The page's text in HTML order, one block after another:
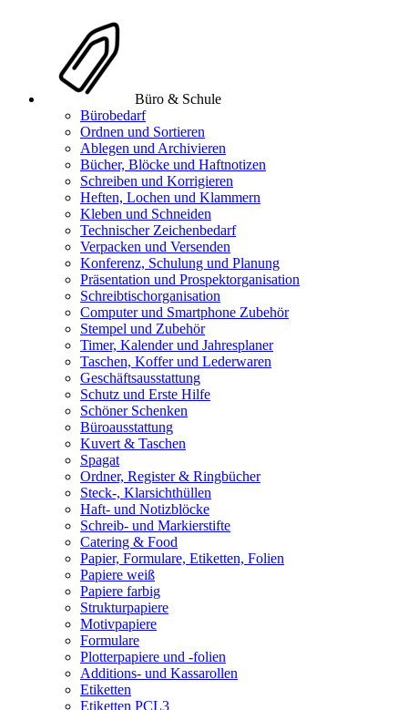
Büro & Schule
Bürobedarf
Ordnen und Sortieren
Ablegen und Archivieren
Bücher, Blöcke und Haftnotizen
Schreiben und Korrigieren
Heften, Lochen und Klammern
Kleben und Schneiden
Technischer Zeichenbedarf
Verpacken und Versenden
Konferenz, Schulung und Planung
Präsentation und Prospektorganisation
Schreibtischorganisation
Computer und Smartphone Zubehör
Stempel und Zubehör
Timer, Kalender und Jahresplaner
Taschen, Koffer und Lederwaren
Geschäftsausstattung
Schutz und Erste Hilfe
Schöner Schenken
Büroausstattung
Kuvert & Taschen
Spagat
Ordner, Register & Ringbücher
Steck-, Klarsichthüllen
Haft- und Notizblöcke
Schreib- und Markierstifte
Catering & Food
Papier, Formulare, Etiketten, Folien
Papiere weiß
Papiere farbig
Strukturpapiere
Motivpapiere
Formulare
Plotterpapiere und -folien
Additions- und Kassarollen
Etiketten
Etiketten PCL3